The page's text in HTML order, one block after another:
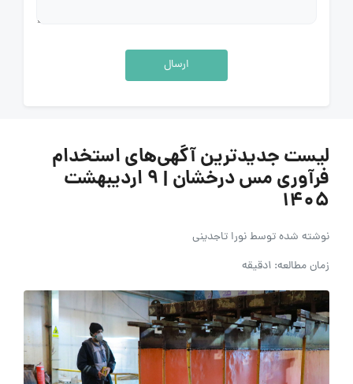
ارسال
لیست جدیدترین آگهی‌های استخدام
فرآوری مس درخشان | 9 اردیبهشت
1405
نوشته شده توسطنورا تاجدینی
زمان مطالعه: 1دقیقه